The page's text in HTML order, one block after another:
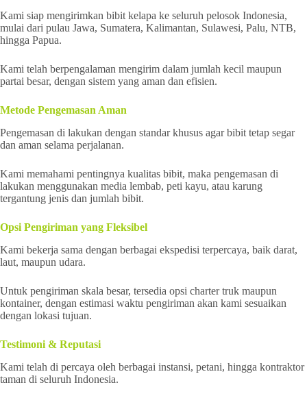
Kami siap mengirimkan bibit kelapa ke seluruh pelosok Indonesia,
mulai dari pulau Jawa, Sumatera, Kalimantan, Sulawesi, Palu, NTB,
hingga Papua.
Kami telah berpengalaman mengirim dalam jumlah kecil maupun
partai besar, dengan sistem yang aman dan efisien.
Metode Pengemasan Aman
Pengemasan di lakukan dengan standar khusus agar bibit tetap segar
dan aman selama perjalanan.
Kami memahami pentingnya kualitas bibit, maka pengemasan di
lakukan menggunakan media lembab, peti kayu, atau karung
tergantung jenis dan jumlah bibit.
Opsi Pengiriman yang Fleksibel
Kami bekerja sama dengan berbagai ekspedisi terpercaya, baik darat,
laut, maupun udara.
Untuk pengiriman skala besar, tersedia opsi charter truk maupun
kontainer, dengan estimasi waktu pengiriman akan kami sesuaikan
dengan lokasi tujuan.
Testimoni & Reputasi
Kami telah di percaya oleh berbagai instansi, petani, hingga kontraktor
taman di seluruh Indonesia.